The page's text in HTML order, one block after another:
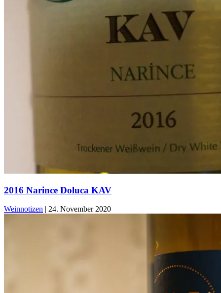
2016 Narince Doluca KAV
Weinnotizen | 24. November 2020